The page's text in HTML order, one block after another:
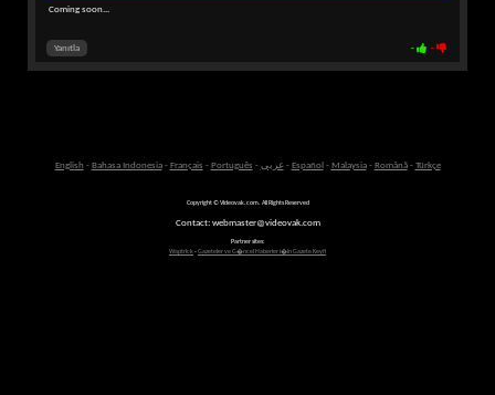
Coming soon...
- -
Yanıtla
English - Bahasa Indonesia- Français - Português - عربى- Español - Malaysia- Română- Türkçe
Copyright © Videovak.com. All Rights Reserved
Contact: webmaster@videovak.com
Partner sites:
Waptrick-Gazeteler ve G�ncel Haberler i�in Gazete Keyfi